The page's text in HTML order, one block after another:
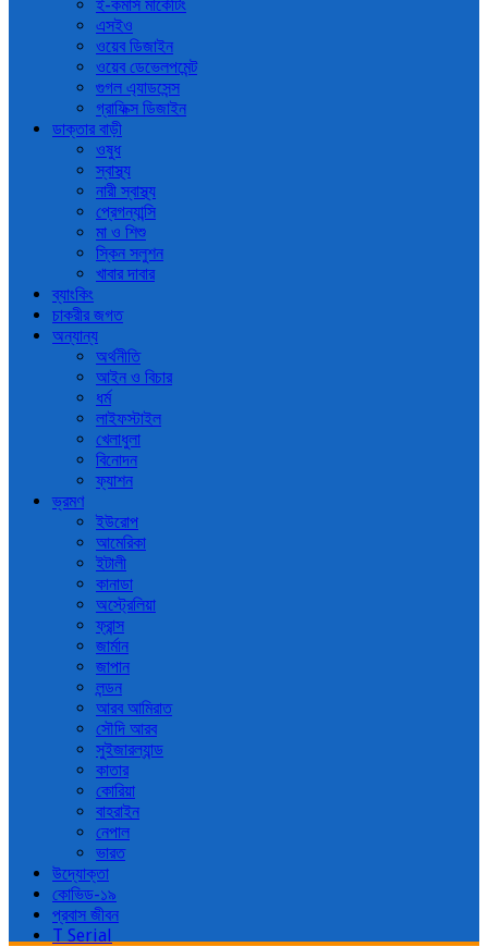
ই-কমার্স মার্কেটিং
এসইও
ওয়েব ডিজাইন
ওয়েব ডেভেলপমেন্ট
গুগল এ্যাডসেন্স
গ্রাফিক্স ডিজাইন
ডাক্তার বাড়ী
ওষুধ
স্বাস্থ্য
নারী স্বাস্থ্য
প্রেগন্যান্সি
মা ও শিশু
স্কিন সলুশন
খাবার দাবার
ব্যাংকিং
চাকরীর জগত
অন্যান্য
অর্থনীতি
আইন ও বিচার
ধর্ম
লাইফস্টাইল
খেলাধুলা
বিনোদন
ফ্যাশন
ভ্রমণ
ইউরোপ
আমেরিকা
ইটালী
কানাডা
অস্ট্রেলিয়া
ফ্রান্স
জার্মান
জাপান
লন্ডন
আরব আমিরাত
সৌদি আরব
সুইজারল্যান্ড
কাতার
কোরিয়া
বাহরাইন
নেপাল
ভারত
উদ্যোক্তা
কোভিড-১৯
প্রবাস জীবন
T Serial